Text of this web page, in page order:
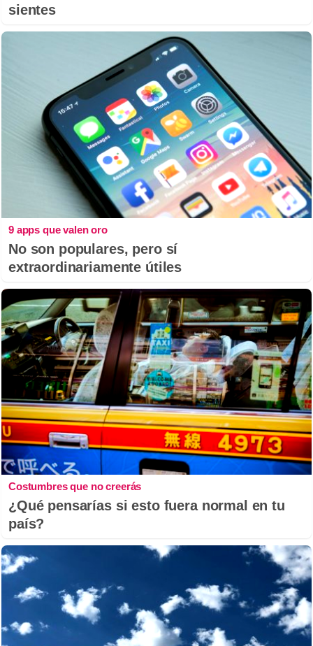
sientes
9 apps que valen oro
No son populares, pero sí
extraordinariamente útiles
Costumbres que no creerás
¿Qué pensarías si esto fuera normal en tu
país?